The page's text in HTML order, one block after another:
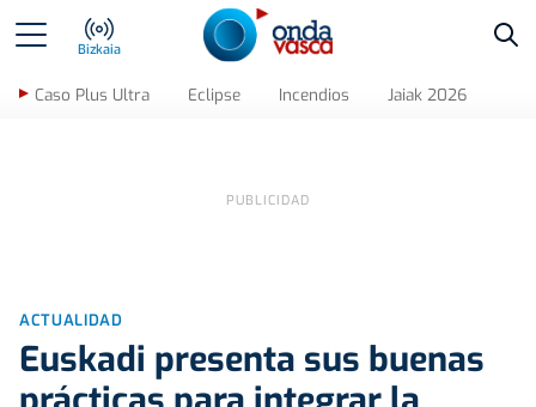
Bizkaia
Caso Plus Ultra Eclipse Incendios Jaiak 2026
ACTUALIDAD
Euskadi presenta sus buenas